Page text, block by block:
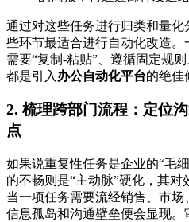
通过对这些任务进行归类和量
些环节最适合进行自动化改造
需要“复制-粘贴”、遵循固定规
都是引入 办公自动化平台的绝佳
2. 梳理跨部门流程：定位
点
如果说重复性任务是企业的“毛
的不畅则是“主动脉”硬化，其对
当一项任务需要流经销售、市场
信息孤岛和沟通壁垒便会显现